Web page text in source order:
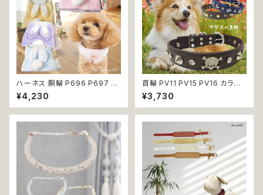
ハーネス 胴輪 P696 P697 P
698 P699 洋服のようなハー
ネス うさぎ ラビット rabbit 暖
か 秋冬 お揃い 引っ張り防止 散
ペット 服 犬服 猫服 かわいい お
しゃれ 小型犬 返品交換不可
¥4,230
首輪 PV11 PV15 PV16 カラー
ブルー ブラウン ブラック 骨 ボ
ーン スタッズ ゴールド ストーン
ドッグ dog 中型犬 散歩 犬 ペッ
¥3,730